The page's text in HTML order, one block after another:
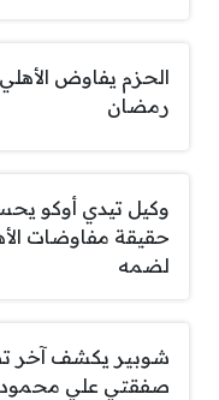
الحزم يفاوض
رمضان
وكيل تيدي أوكو
حقيقة مفاوضات
لضمه
شوبير يكشف آخر
صفقتي علي محمود